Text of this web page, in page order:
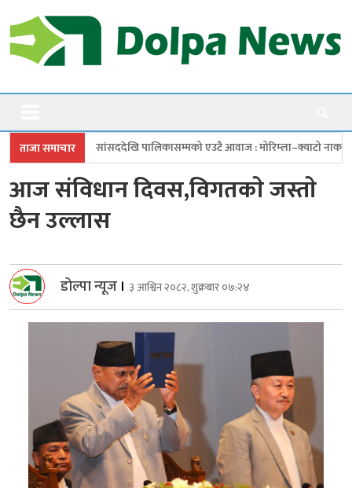
to
content
Dolpanews
ताजा समाचार
पालिकासम्मको एउटै आवाज : मोरिम्ला–क्याटो नाका तत्काल खोल
आज संविधान दिवस,विगतकाे जस्ताे
छैन उल्लास
डोल्पा न्यूज । ३ आश्विन २०८२, शुक्रबार ०७:२४